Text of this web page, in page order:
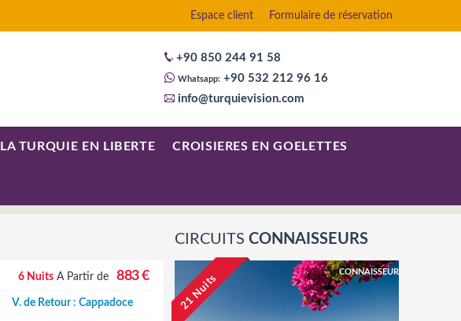
Espace client Formulaire de réservation
+90 850 244 91 58
Whatsapp: +90 532 212 96 16
info@turquievision.com
LA TURQUIE EN LIBERTE CROISIERES EN GOELETTES
6 Nuits A Partir de 883 €
V. de Retour : Cappadoce
CIRCUITS CONNAISSEURS
21 Nuits
CONNAISSEUR